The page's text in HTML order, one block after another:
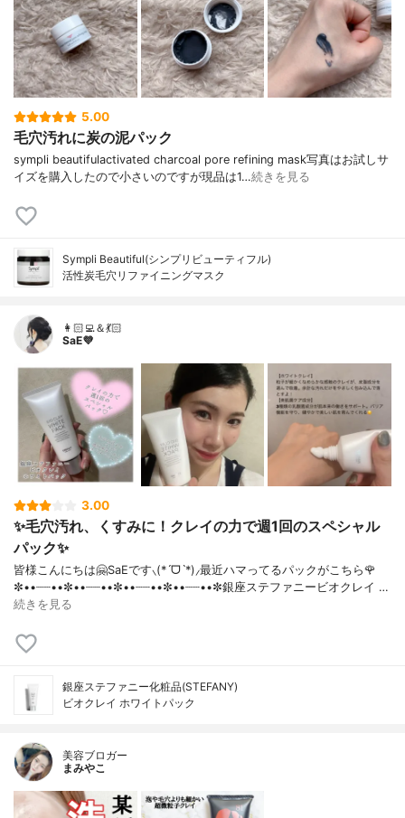
5.00
毛穴汚れに炭の泥パック
sympli beautifulactivated charcoal pore refining mask写真はお試しサ
イズを購入したので小さいのですが現品は1…続きを見る
Sympli Beautiful(シンプリビューティフル)
活性炭毛穴リファイニングマスク
👩🏻‍💻＆💃🏻
SaE💜
3.00
✨毛穴汚れ、くすみに！クレイの力で週1回のスペシャル
パック✨
皆様こんにちは🤗SaEです⸜(*ˊᗜˋ*)⸝最近ハマってるパックがこちら🌹
✼••┈┈••✼••┈┈••✼••┈┈••✼••┈┈••✼銀座ステファニービオクレイ …
続きを見る
銀座ステファニー化粧品(STEFANY)
ビオクレイ ホワイトパック
美容ブロガー
まみやこ